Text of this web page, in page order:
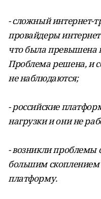
- сложный интернет-
провайдеры
что была превышена
Проблема решена, и
не наблюдаются;
- российские
нагрузки и они не
- возникли проблемы
большим
платформу.